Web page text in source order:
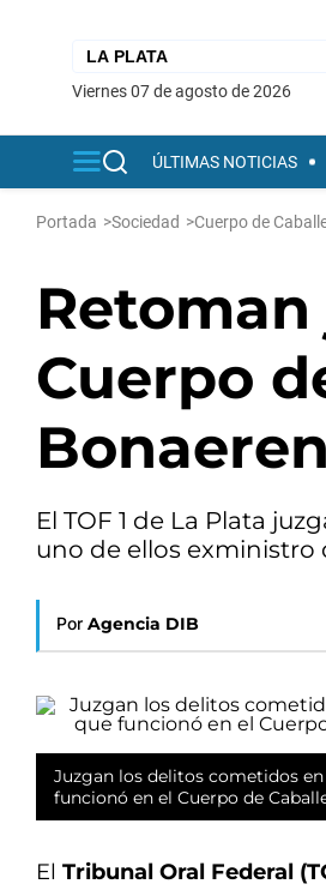
viernes 07 de agosto de 2026
ÚLTIMAS NOTICIAS
Portada >Sociedad >Cuerpo de
Cuerpo
El TOF 1 de La Plata
uno de ellos exministro
Por Agencia DIB
Juzgan los delitos cometidos
funcionó en el Cuerpo de
El Tribunal Oral Federal